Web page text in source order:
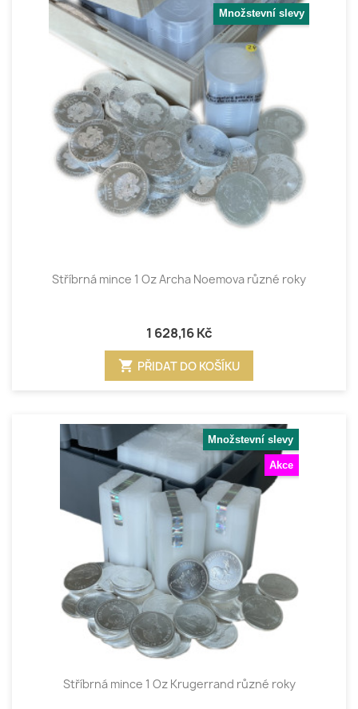
Množstevní slevy
Stříbrná mince 1 Oz Archa Noemova různé roky
1 628,16 Kč
shopping_cart PŘIDAT DO KOŠÍKU
Množstevní slevy
Akce
Stříbrná mince 1 Oz Krugerrand různé roky